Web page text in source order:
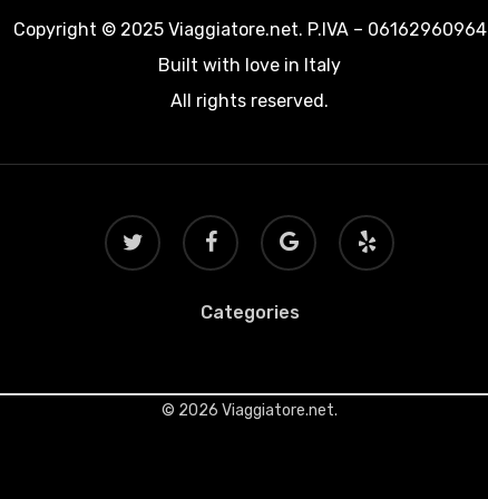
Copyright © 2025 Viaggiatore.net. P.IVA – 06162960964
Built with love in Italy
All rights reserved.
twitter facebook
google-
plus
yelp
Categories
© 2026 Viaggiatore.net.